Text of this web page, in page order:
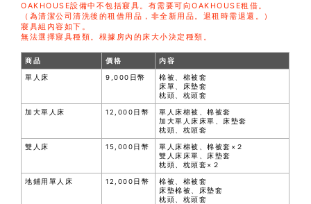
OAKHOUSE設備中不包括寢具。有需要可向OAKHOUSE租借。
（為清潔公司清洗後的租借用品，非全新用品。退租時需退還。）
寢具組內容如下。
無法選擇寢具種類。根據房內的床大小決定種類。
商品 價格 内容
單人床 9,000日幣
棉被、棉被套
床單、床墊套
枕頭、枕頭套
加大單人床 12,000日幣
單人床棉被、棉被套
加大單人床床單、床墊套
枕頭、枕頭套
雙人床 15,000日幣
單人床棉被、棉被套×２
雙人床床單、床墊套
枕頭、枕頭套×２
地鋪用單人床 12,000日幣
棉被、棉被套
床墊棉被、床墊套
枕頭、枕頭套